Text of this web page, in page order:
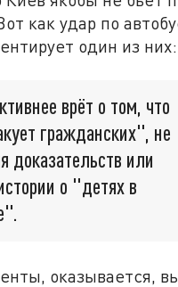
как удар по
один из них:
врёт о том, что
гражданских", не
доказательств или
о "детях в
оказывается,